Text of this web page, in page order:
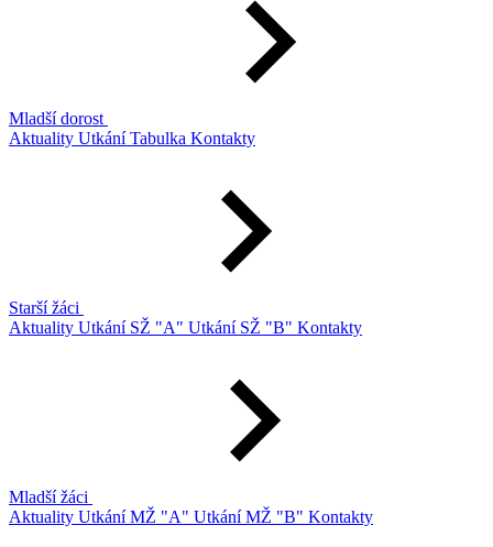
Mladší dorost
Aktuality UtkáníTabulka Kontakty
Starší žáci
Aktuality Utkání SŽ "A" Utkání SŽ "B" Kontakty
Mladší žáci
Aktuality Utkání MŽ "A" Utkání MŽ "B" Kontakty